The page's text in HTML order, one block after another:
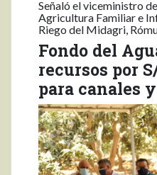
Señaló el viceministro
Agricultura Familiar e
Riego del Midagri,
Fondo del
recursos por
para canales